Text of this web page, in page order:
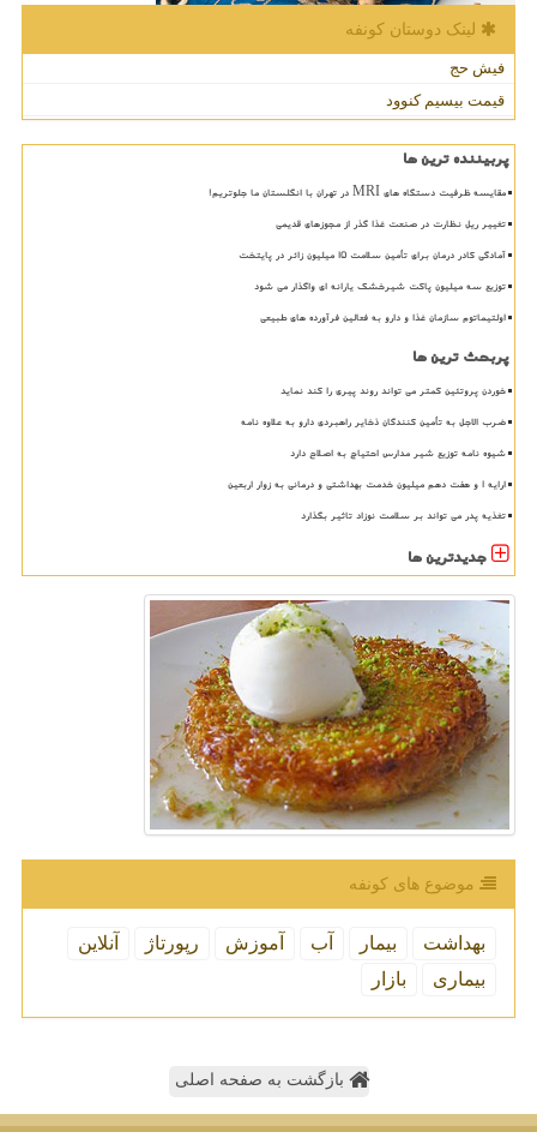
لینک دوستان كونفه
فیش حج
قیمت بیسیم کنوود
پربیننده ترین ها
مقایسه ظرفیت دستگاه های MRI در تهران با انگلستان ما جلوتریم!
تغییر ریل نظارت در صنعت غذا گذر از مجوزهای قدیمی
آمادگی کادر درمان برای تأمین سلامت 15 میلیون زائر در پایتخت
توزیع سه میلیون پاکت شیرخشک یارانه ای واگذار می شود
اولتیماتوم سازمان غذا و دارو به فعالین فرآورده های طبیعی
پربحث ترین ها
خوردن پروتئین کمتر می تواند روند پیری را کند نماید
ضرب الاجل به تأمین کنندگان ذخایر راهبردی دارو به علاوه نامه
شیوه نامه توزیع شیر مدارس احتیاج به اصلاح دارد
ارایه ۱ و هفت دهم میلیون خدمت بهداشتی و درمانی به زوار اربعین
تغذیه پدر می تواند بر سلامت نوزاد تاثیر بگذارد
جدیدترین ها
موضوع های كونفه
بهداشت بیمار آب آموزش رپورتاژ
آنلاین
بیماری
بازار
بازگشت به صفحه اصلی